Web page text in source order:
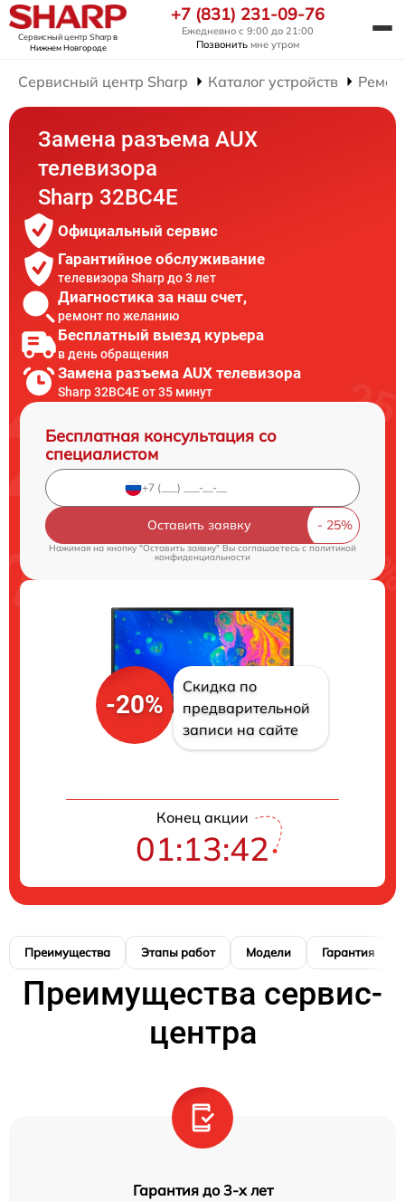
Сервисный центр Sharpв
Нижнем Новгороде
+7 (831) 231-09-76
Ежедневно с 9:00 до 21:00
Позвонить мне утром
Сервисный центр Sharp Каталог устройств
Замена разъема AUX
телевизора
Sharp 32BC4E
Официальный сервис
Гарантийное обслуживание
телевизора Sharp до 3 лет
Диагностика за наш счет,
ремонт по желанию
Бесплатный выезд курьера
в день обращения
Замена разъема AUX телевизора
Sharp 32BC4E от 35 минут
Бесплатная консультация со
специалистом
Оставить заявку
Нажимая на кнопку "Оставить заявку" Вы соглашаетесь cполитикой
конфиденциальности
-20%
Скидка по
предварительной
записи на сайте
Конец акции
01:13:41
Преимущества Этапы работ Модели Гарантия
Преимущества сервис-
центра
Гарантия до 3-х лет